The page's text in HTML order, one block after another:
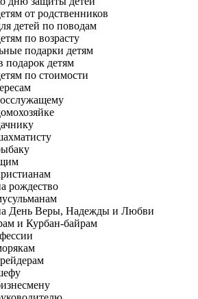
от родственников
детей по поводам
по возрасту
подарки детям
детям
по стоимости
рождество
День Веры, Надежды и Любви
и Курбан-байрам